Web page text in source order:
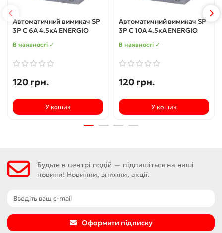
Автоматичний вимикач SP
3P C 6А 4.5кА ENERGIO
В наявності ✓
120 грн.
У кошик
Автоматичний вимикач SP
3P C 10А 4.5кА ENERGIO
В наявності ✓
120 грн.
У кошик
Будьте в центрі подій — підпишіться на наші
новини! Новинки, знижки, акції.
Оформити підписку